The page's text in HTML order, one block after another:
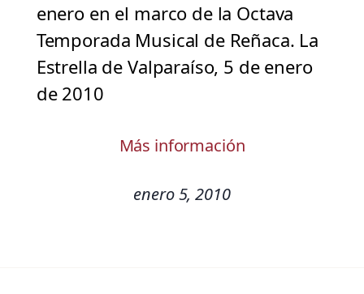
enero en el marco de la Octava
Temporada Musical de Reñaca. La
Estrella de Valparaíso, 5 de enero
de 2010
Más información
enero 5, 2010